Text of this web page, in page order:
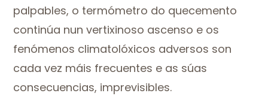
palpables, o termómetro do quecemento
continúa nun vertixinoso ascenso e os
fenómenos climatolóxicos adversos son
cada vez máis frecuentes e as súas
consecuencias, imprevisibles.